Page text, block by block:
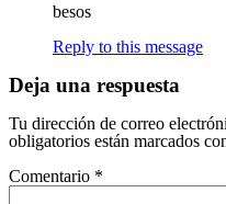
besos
Reply to this message
Deja una respuesta
Tu dirección de correo
obligatorios están marcados
Comentario *